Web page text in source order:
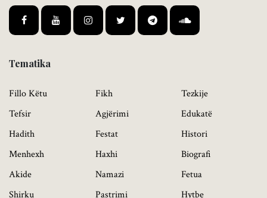
Tematika
Fillo Këtu
Tefsir
Hadith
Menhexh
Akide
Shirku
Fikh
Agjërimi
Festat
Haxhi
Namazi
Pastrimi
Tezkije
Edukatë
Histori
Biografi
Fetua
Hytbe